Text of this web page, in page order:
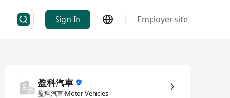
Sign In Employer site
盈科汽車
盈科汽車·Motor Vehicles